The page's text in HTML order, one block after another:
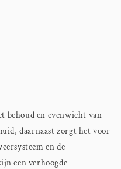
behoud en evenwicht van
daarnaast zorgt het voor
en de
een verhoogde